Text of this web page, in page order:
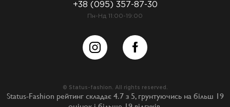
+38 (095) 357-87-30
Пн-Нд 11:00-19:00
© Status-fashion. All rights reserved.
Status-Fashion рейтинг складає 4.7з 5, грунтуючись на більш 19